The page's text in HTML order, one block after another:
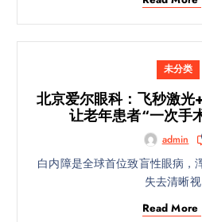
未分类
北京爱尔眼科：飞秒激光
让老年患者“一次手
admin
白内障是全球首位致盲性眼病，
失去清晰
Read More